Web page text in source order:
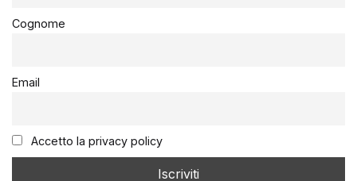
Cognome
Email
Accetto la privacy policy